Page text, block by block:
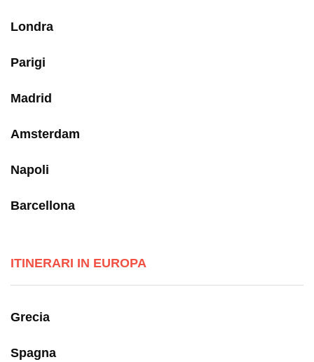
Londra
Parigi
Madrid
Amsterdam
Napoli
Barcellona
ITINERARI IN EUROPA
Grecia
Spagna